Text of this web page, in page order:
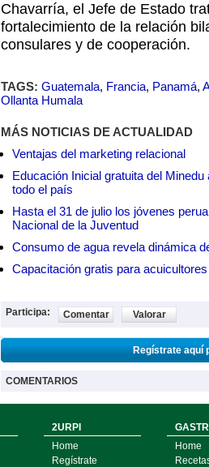
Chavarría, el Jefe de Estado
fortalecimiento de la relación
consulares y de cooperación.
TAGS: Guatemala, Francia, Panamá,
Ollanta Humala
MÁS NOTICIAS DE ACTUALIDAD
Ventajas del marketing relacional
Educación Inicial gratuita del
todo el país
Hasta el 31 de julio los jóvenes
Nacional de la Juventud
Consumo de agua revela dinámica
Capacitación gratis para
Participa: Comentar Valorar
Regístrate aquí
COMENTARIOS
2URPI
Home
Regístrate
Home